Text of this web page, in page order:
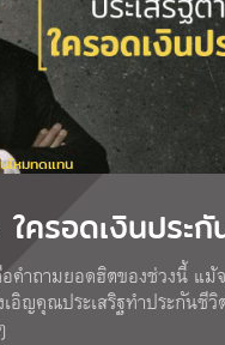
ไหมทดแทน
ใครอดเงินประกั
คำถามยอดฮิตของช่วงนี้ แม้จ
อิญคุณประเสริฐทำประกันชีวิ